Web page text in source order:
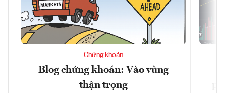
Chứng khoán
Blog chứng khoán: Vào vùng
thận trọng